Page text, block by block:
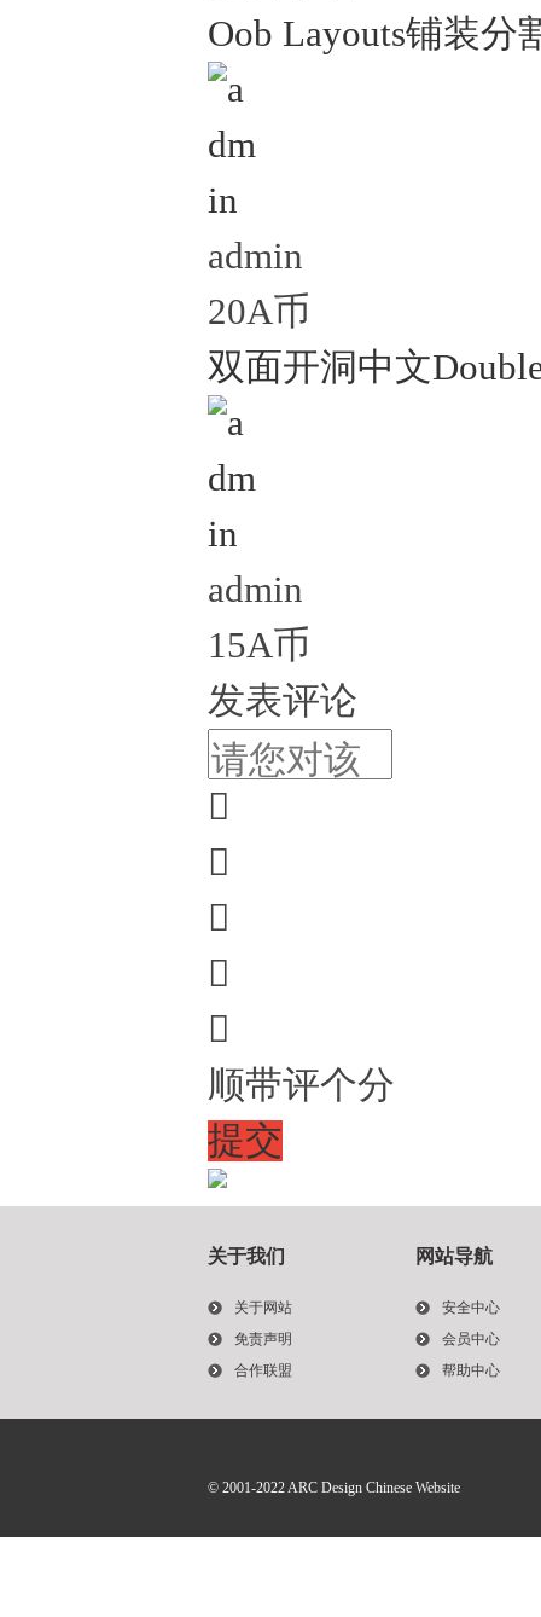
Oob Layouts铺装分
admin
20A币
双面开洞中文
admin
15A币
发表评论





顺带评个分
提交
关于我们
关于网站
免责声明
合作联盟
网站导航
安全中心
会员中心
帮助中心
© 2001-2022ARC Design Chinese Website